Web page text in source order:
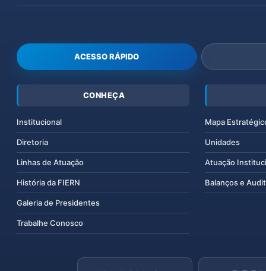
ACESSO RÁPIDO
CONHEÇA
Institucional
Diretoria
Linhas de Atuação
História da FIERN
Galeria de Presidentes
Trabalhe Conosco
Mapa
Unidades
Atuação
Balanços e